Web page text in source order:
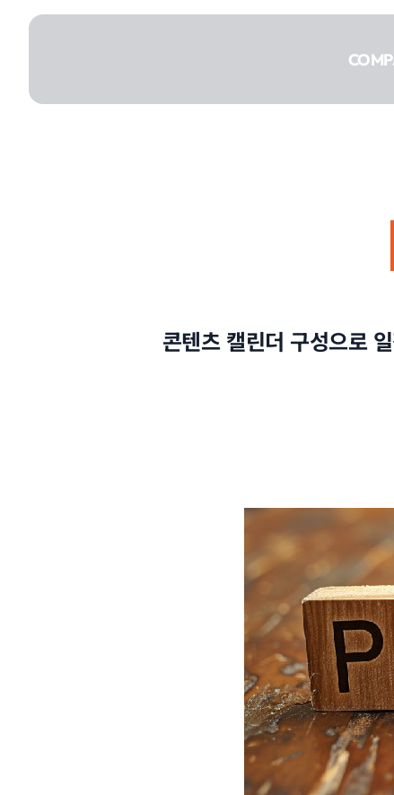
건너뛰기
PORTFOLIO
정부지원사업
콘텐츠 캘린더 구성으로